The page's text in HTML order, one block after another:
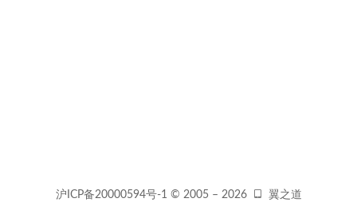
沪ICP备20000594号-1 © 2005 – 2026 翼之道